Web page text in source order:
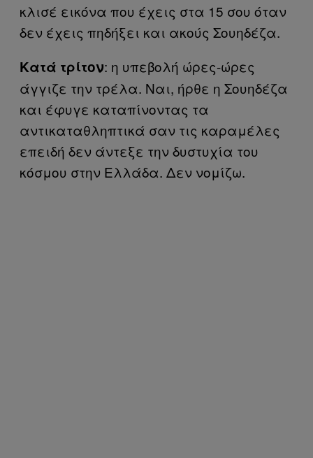
κλισέ εικόνα που έχεις στα 15 σου όταν
δεν έχεις πηδήξει και ακούς Σουηδέζα.
Κατά τρίτον: η υπεβολή ώρες-ώρες
άγγιζε την τρέλα. Ναι, ήρθε η Σουηδέζα
και έφυγε καταπίνοντας τα
αντικαταθληπτικά σαν τις καραμέλες
επειδή δεν άντεξε την δυστυχία του
κόσμου στην Ελλάδα. Δεν νομίζω.